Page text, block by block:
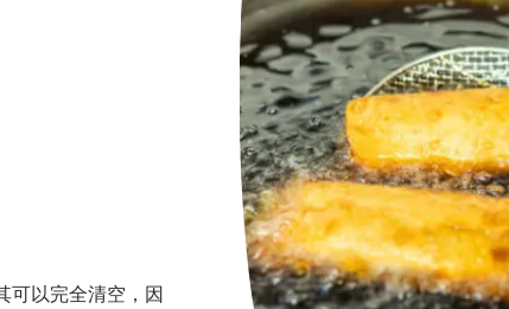
可以完全清空，因